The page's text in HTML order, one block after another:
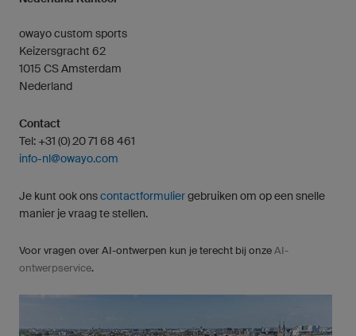
owayo custom sports
Keizersgracht 62
1015 CS Amsterdam
Nederland
Contact
Tel: +31 (0) 20 71 68 461
info-nl@owayo.com
Je kunt ook onscontactformuliergebruiken om op een snelle
manier je vraag te stellen.
Voor vragen over AI-ontwerpen kun je terecht bij onze AI-
ontwerpservice.